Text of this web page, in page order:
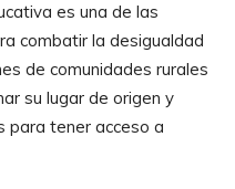
es una de las
combatir la desigualdad
de comunidades rurales
su lugar de origen y
para tener acceso a